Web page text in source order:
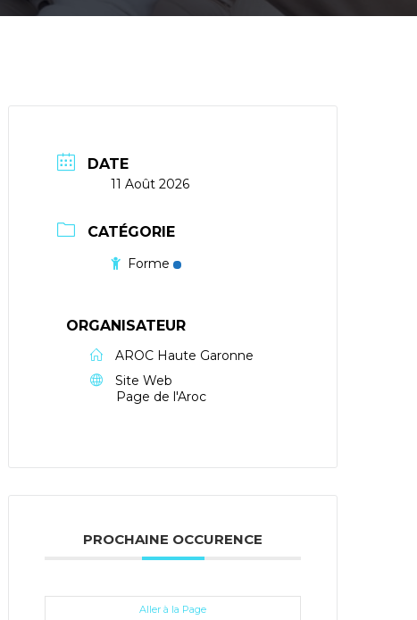
DATE
11 Août 2026
CATÉGORIE
Forme
ORGANISATEUR
AROC Haute Garonne
Site Web
Page de l'Aroc
PROCHAINE OCCURENCE
Aller à la Page